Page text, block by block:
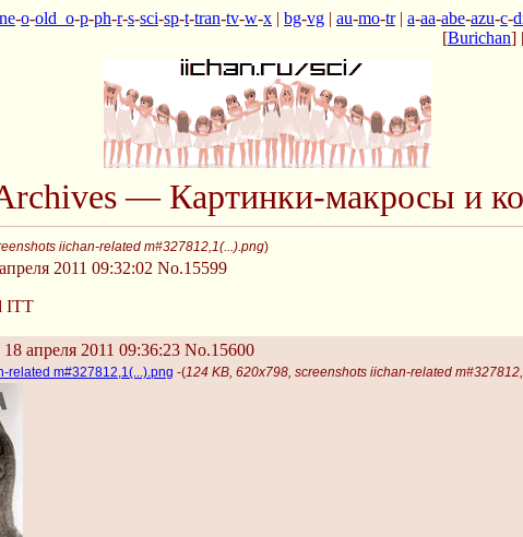
ne-o-old_o-p-ph-r-s-sci-sp-t-tran-tv-w-x | bg-vg | au-mo-tr| a-aa-abe-azu-c-
[Burichan]
— Картинки-макросы и
iichan-related m#327812,1(...).png)
2011 09:32:02 No.15599
ITT
апреля 2011 09:36:23 No.15600
related m#327812,1(...).png -(124 KB, 620x798, screenshots iichan-related